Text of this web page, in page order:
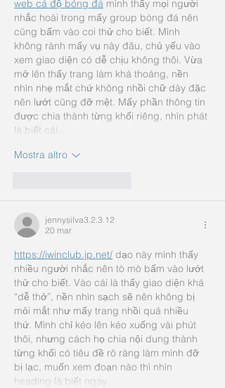
web cá độ bóng đá mình thấy mọi người
nhắc hoài trong mấy group bóng đá nên
cũng bấm vào coi thử cho biết. Mình
không rành mấy vụ này đâu, chủ yếu vào
xem giao diện có dễ chịu không thôi. Vừa
mở lên thấy trang làm khá thoáng, nền
nhìn nhẹ mắt chứ không nhồi chữ dày đặc
nên lướt cũng đỡ mệt. Mấy phần thông tin
được chia thành từng khối riêng, nhìn phát
là biết cái…
Mostra altro
jennysilva3.2.3.12
20 mar
https://iwinclub.jp.net/ dạo này mình thấy
nhiều người nhắc nên tò mò bấm vào lướt
thử cho biết. Vào cái là thấy giao diện khá
“dễ thở”, nền nhìn sạch sẽ nên không bị
mỏi mắt như mấy trang nhồi quá nhiều
thứ. Mình chỉ kéo lên kéo xuống vài phút
thôi, nhưng cách họ chia nội dung thành
từng khối có tiêu đề rõ ràng làm mình đỡ
bị lạc, muốn xem đoạn nào thì nhìn
heading là biết ngay.…